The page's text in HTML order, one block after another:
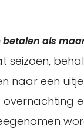
betalen als
naar een